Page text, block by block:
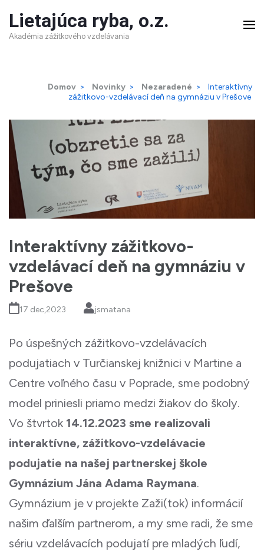
Skip
toLietajúca ryba, o.z.
Akadémia zážitkového vzdelávania
Domov > Novinky > Nezaradené >
Interaktívny
zážitkovo-vzdelávací deň na gymnáziu v Prešove
Interaktívny zážitkovo-
vzdelávací deň na gymnáziu v
Prešove
17 dec,2023 jsmatana
Po úspešných zážitkovo-vzdelávacích
podujatiach v Turčianskej knižnici v Martine a
Centre voľného času v Poprade, sme podobný
model priniesli priamo medzi žiakov do školy.
Vo štvrtok 14.12.2023 sme realizovali
interaktívne, zážitkovo-vzdelávacie
podujatie na našej partnerskej škole
Gymnázium Jána Adama Raymana.
Gymnázium je v projekte Zaži(tok) informácií
našim ďalším partnerom, a my sme radi, že sme
sériu vzdelávacích podujatí pre mladých ľudí,